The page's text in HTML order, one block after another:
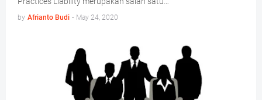
by Afrianto Budi - May 24, 2020